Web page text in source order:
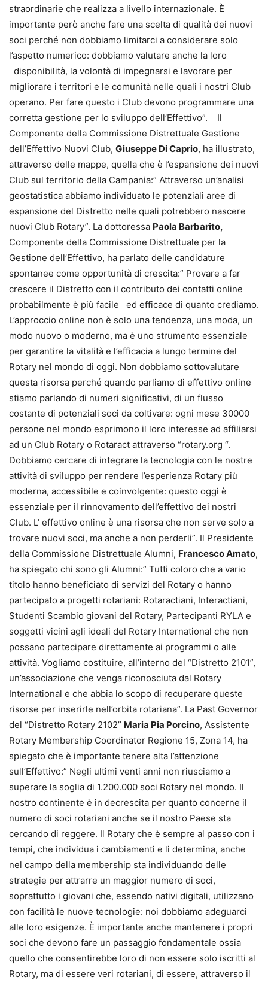
straordinarie che realizza a livello internazionale. È
importante però anche fare una scelta di qualità dei nuovi
soci perché non dobbiamo limitarci a considerare solo
l’aspetto numerico: dobbiamo valutare anche la loro
disponibilità, la volontà di impegnarsi e lavorare per
migliorare i territori e le comunità nelle quali i nostri Club
operano. Per fare questo i Club devono programmare una
corretta gestione per lo sviluppo dell’Effettivo”. Il
Componente della Commissione Distrettuale Gestione
dell’Effettivo Nuovi Club, Giuseppe Di Caprio, ha illustrato,
attraverso delle mappe, quella che è l’espansione dei nuovi
Club sul territorio della Campania:” Attraverso un’analisi
geostatistica abbiamo individuato le potenziali aree di
espansione del Distretto nelle quali potrebbero nascere
nuovi Club Rotary”. La dottoressa Paola Barbarito,
Componente della Commissione Distrettuale per la
Gestione dell’Effettivo, ha parlato delle candidature
spontanee come opportunità di crescita:” Provare a far
crescere il Distretto con il contributo dei contatti online
probabilmente è più facile ed efficace di quanto crediamo.
L’approccio online non è solo una tendenza, una moda, un
modo nuovo o moderno, ma è uno strumento essenziale
per garantire la vitalità e l’efficacia a lungo termine del
Rotary nel mondo di oggi. Non dobbiamo sottovalutare
questa risorsa perché quando parliamo di effettivo online
stiamo parlando di numeri significativi, di un flusso
costante di potenziali soci da coltivare: ogni mese 30000
persone nel mondo esprimono il loro interesse ad affiliarsi
ad un Club Rotary o Rotaract attraverso “rotary.org “.
Dobbiamo cercare di integrare la tecnologia con le nostre
attività di sviluppo per rendere l’esperienza Rotary più
moderna, accessibile e coinvolgente: questo oggi è
essenziale per il rinnovamento dell’effettivo dei nostri
Club. L’ effettivo online è una risorsa che non serve solo a
trovare nuovi soci, ma anche a non perderli”. Il Presidente
della Commissione Distrettuale Alumni, Francesco Amato,
ha spiegato chi sono gli Alumni:” Tutti coloro che a vario
titolo hanno beneficiato di servizi del Rotary o hanno
partecipato a progetti rotariani: Rotaractiani, Interactiani,
Studenti Scambio giovani del Rotary, Partecipanti RYLA e
soggetti vicini agli ideali del Rotary International che non
possano partecipare direttamente ai programmi o alle
attività. Vogliamo costituire, all’interno del “Distretto 2101”,
un’associazione che venga riconosciuta dal Rotary
International e che abbia lo scopo di recuperare queste
risorse per inserirle nell’orbita rotariana”. La Past Governor
del “Distretto Rotary 2102” Maria Pia Porcino, Assistente
Rotary Membership Coordinator Regione 15, Zona 14, ha
spiegato che è importante tenere alta l’attenzione
sull’Effettivo:” Negli ultimi venti anni non riusciamo a
superare la soglia di 1.200.000 soci Rotary nel mondo. Il
nostro continente è in decrescita per quanto concerne il
numero di soci rotariani anche se il nostro Paese sta
cercando di reggere. Il Rotary che è sempre al passo con i
tempi, che individua i cambiamenti e li determina, anche
nel campo della membership sta individuando delle
strategie per attrarre un maggior numero di soci,
soprattutto i giovani che, essendo nativi digitali, utilizzano
con facilità le nuove tecnologie: noi dobbiamo adeguarci
alle loro esigenze. È importante anche mantenere i propri
soci che devono fare un passaggio fondamentale ossia
quello che consentirebbe loro di non essere solo iscritti al
Rotary, ma di essere veri rotariani, di essere, attraverso il